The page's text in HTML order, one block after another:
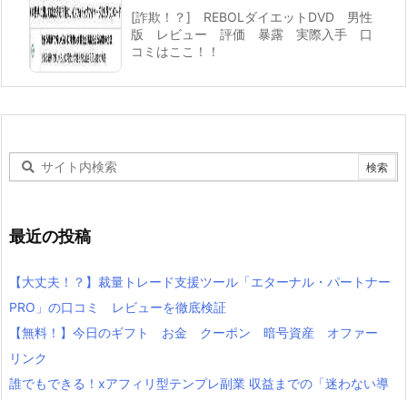
[詐欺！？] REBOLダイエットDVD 男性
版 レビュー 評価 暴露 実際入手 口
コミはここ！！
最近の投稿
【大丈夫！？】裁量トレード支援ツール「エターナル・パートナー
PRO」の口コミ レビューを徹底検証
【無料！】今日のギフト お金 クーポン 暗号資産 オファー
リンク
誰でもできる！xアフィリ型テンプレ副業 収益までの「迷わない導